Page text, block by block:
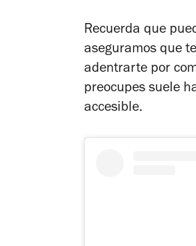
Recuerda que
aseguramos que
adentrarte por
preocupes suele
accesible.